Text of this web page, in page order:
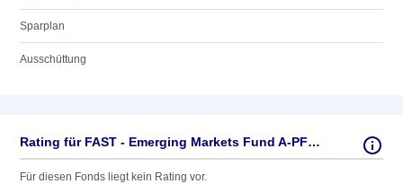
Sparplan
Ausschüttung
Rating für FAST - Emerging Markets Fund A-PF-ACC-USD
Für diesen Fonds liegt kein Rating vor.